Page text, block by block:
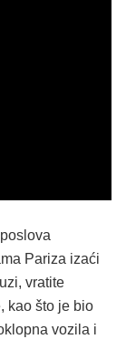
Pariza izaći
vratite
kao što je bio
vozila i